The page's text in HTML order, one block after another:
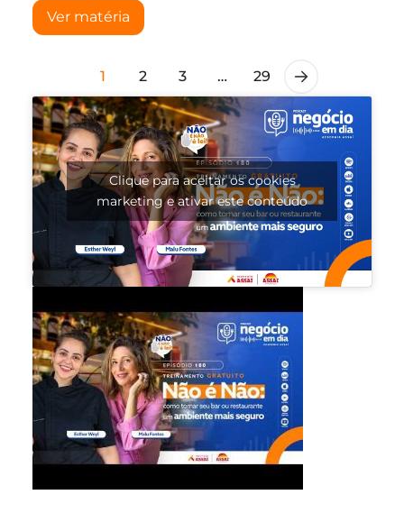
Ver matéria
1 2 3 … 29
Clique para aceitar os cookies
marketing e ativar este conteúdo